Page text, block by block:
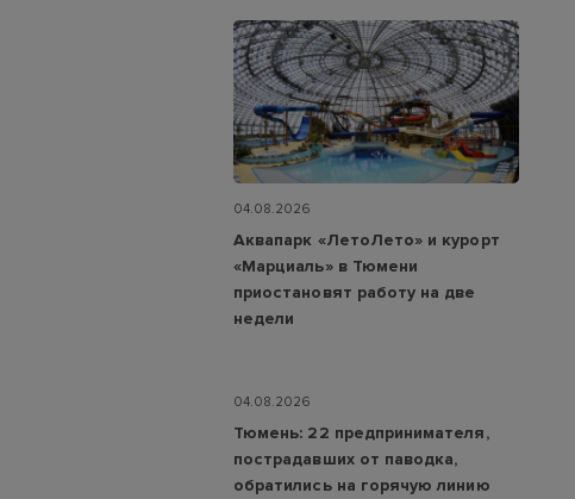
04.08.2026
Аквапарк «ЛетоЛето» и курорт
«Марциаль» в Тюмени
приостановят работу на две
недели
04.08.2026
Тюмень: 22 предпринимателя,
пострадавших от паводка,
обратились на горячую линию